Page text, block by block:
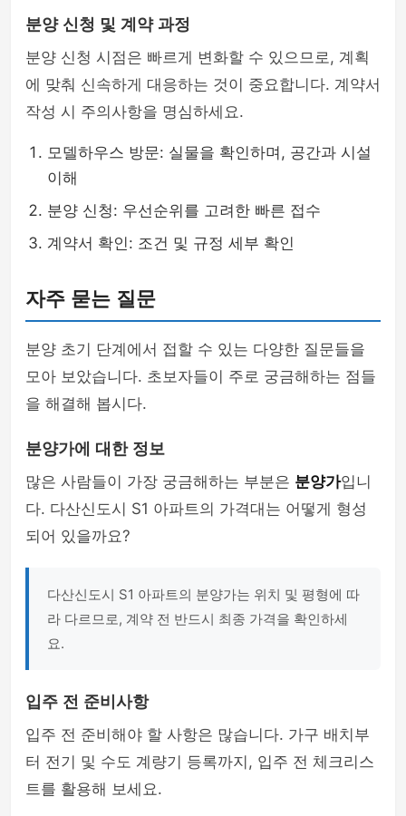
분양 신청 및 계약 과정
분양 신청 시점은 빠르게 변화할 수 있으므로, 계획
에 맞춰 신속하게 대응하는 것이 중요합니다. 계약서
작성 시 주의사항을 명심하세요.
모델하우스 방문: 실물을 확인하며, 공간과 시설
이해
분양 신청: 우선순위를 고려한 빠른 접수
계약서 확인: 조건 및 규정 세부 확인
자주 묻는 질문
분양 초기 단계에서 접할 수 있는 다양한 질문들을
모아 보았습니다. 초보자들이 주로 궁금해하는 점들
을 해결해 봅시다.
분양가에 대한 정보
많은 사람들이 가장 궁금해하는 부분은 분양가입니
다. 다산신도시 S1 아파트의 가격대는 어떻게 형성
되어 있을까요?
다산신도시 S1 아파트의 분양가는 위치 및 평형에 따
라 다르므로, 계약 전 반드시 최종 가격을 확인하세
요.
입주 전 준비사항
입주 전 준비해야 할 사항은 많습니다. 가구 배치부
터 전기 및 수도 계량기 등록까지, 입주 전 체크리스
트를 활용해 보세요.